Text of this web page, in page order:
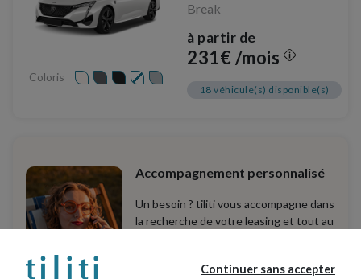
Continuer sans accepter
Coloris
Break
à partir de
231€ /mois
18 véhicule(s) disponible(s)
Accompagnement personnalisé
Un besoin ? tiliti vous accompagne dans
la recherche de votre leasing et tout au
véhicule, le contrat et la solution de